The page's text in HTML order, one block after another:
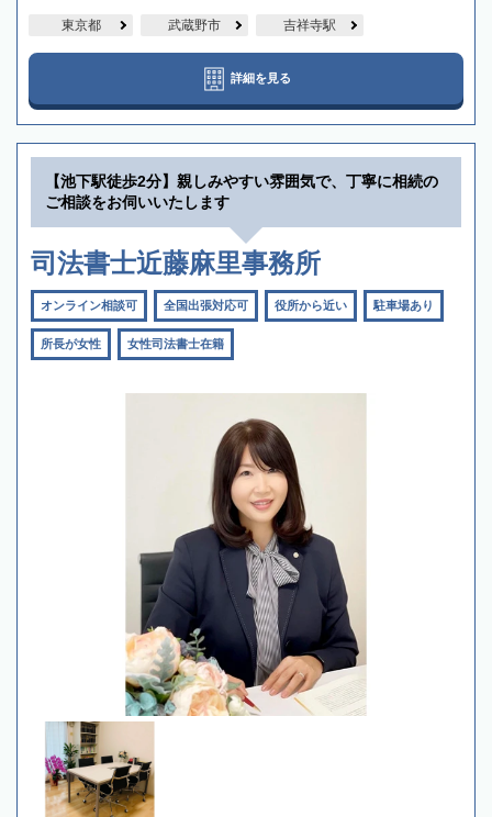
東京都 武蔵野市 吉祥寺駅
詳細を見る
【池下駅徒歩2分】親しみやすい雰囲気で、丁寧に相続の
ご相談をお伺いいたします
司法書士近藤麻里事務所
オンライン相談可 全国出張対応可 役所から近い 駐車場あり
所長が女性 女性司法書士在籍